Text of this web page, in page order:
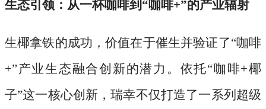
生态引领：从一杯咖啡到 “咖啡+”的产业辐射
生椰拿铁的成功，价值在于催生并验证了“咖啡
+”产业生态融合创新的潜力。依托“咖啡+椰
子”这一核心创新，瑞幸不仅打造了一系列超级